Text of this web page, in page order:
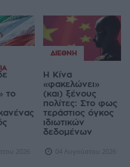
το
2026
ΔΙΕΘΝΉ
Η Κίνα
«φακελώνει»
(και) ξένους
πολίτες: Στο φως
τεράστιος όγκος
ιδιωτικών
δεδομένων
04 Αυγούστου 2026